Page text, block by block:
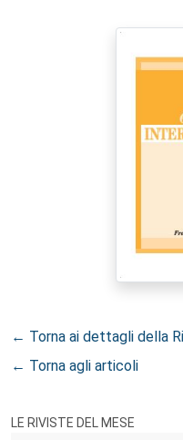
← Torna ai dettagli della
← Torna agli articoli
LE RIVISTE DEL MESE